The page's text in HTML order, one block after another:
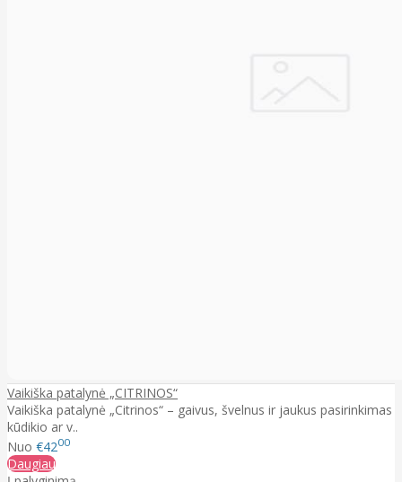
Vaikiška patalynė „CITRINOS“
Vaikiška patalynė „Citrinos“ – gaivus, švelnus ir jaukus pasirinkimas
kūdikio ar v..
Nuo €4200
Daugiau